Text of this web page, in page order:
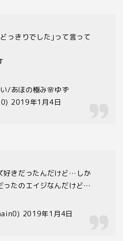
っきりでした｣って言って
/あほの極み🌸ゆず
2019年1月4日
好きだったんだけど…しか
ったのエイジなんだけど…
2019年1月4日